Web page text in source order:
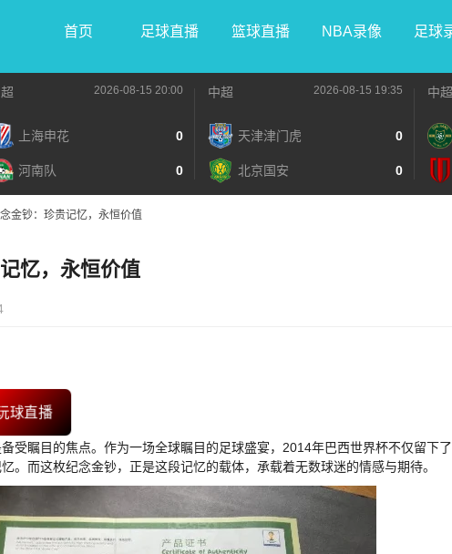
首页 足球直播 篮球直播 NBA录像 足球
2026-08-15 20:00
上海申花 0
河南队 0
中超 2026-08-15 19:35
天津津门虎 0
北京国安 0
中超
金钞：珍贵记忆，永恒价值
忆，永恒价值
球直播
受瞩目的焦点。作为一场全球瞩目的足球盛宴，2014年巴西世界杯不仅留下
。而这枚纪念金钞，正是这段记忆的载体，承载着无数球迷的情感与期待。